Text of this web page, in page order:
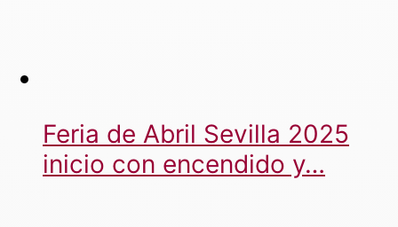
Feria de Abril Sevilla 2025
inicio con encendido y…